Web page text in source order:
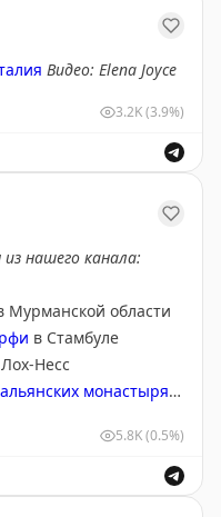
скидкой 10
2 сентября.
Видео: Elena Joyce
3.2K(3.9%)
нашего канала:
Мурманской области
в Стамбуле
Несс
монастырях
5.8K(0.5%)